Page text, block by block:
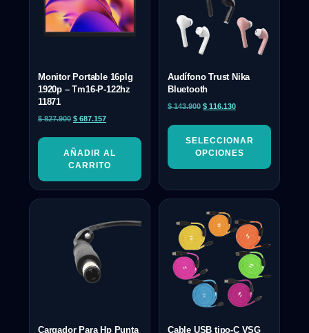
Monitor Portable 16plg
1920p – Tm16-P-122hz
11871
$827.900 $ 687.157
AÑADIR AL
CARRITO
Audífono Trust Nika
Bluetooth
$143.900 $ 116.130
SELECCIONAR
OPCIONES
Cargador Para Hp Punta Cable USB tipo-C VSG